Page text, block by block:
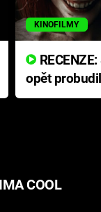
KINOFILMY
opět
přichází s
COOL